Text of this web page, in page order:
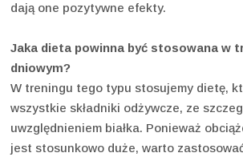
dają one pozytywne efekty.
Jaka dieta powinna być stosowana w
dniowym?
W treningu tego typu stosujemy dietę,
wszystkie składniki odżywcze, ze
uwzględnieniem białka. Ponieważ
jest stosunkowo duże, warto